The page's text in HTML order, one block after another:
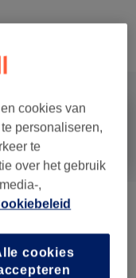
vanaf €20
vanaf €20
cookies van
personaliseren,
te
over het gebruik
,
cookies